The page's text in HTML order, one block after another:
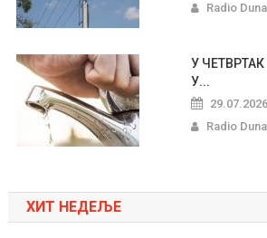
Radio
У
У...
Radio
ХИТ НЕДЕЉЕ